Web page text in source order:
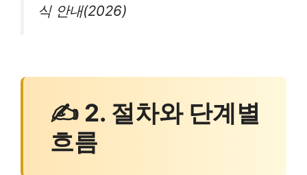
식 안내(2026)
✍ 2. 절차와 단계별
흐름